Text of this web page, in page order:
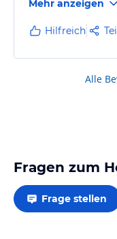
Mehr anzeigen
Hilfreich
Alle
Fragen zum
Frage stellen